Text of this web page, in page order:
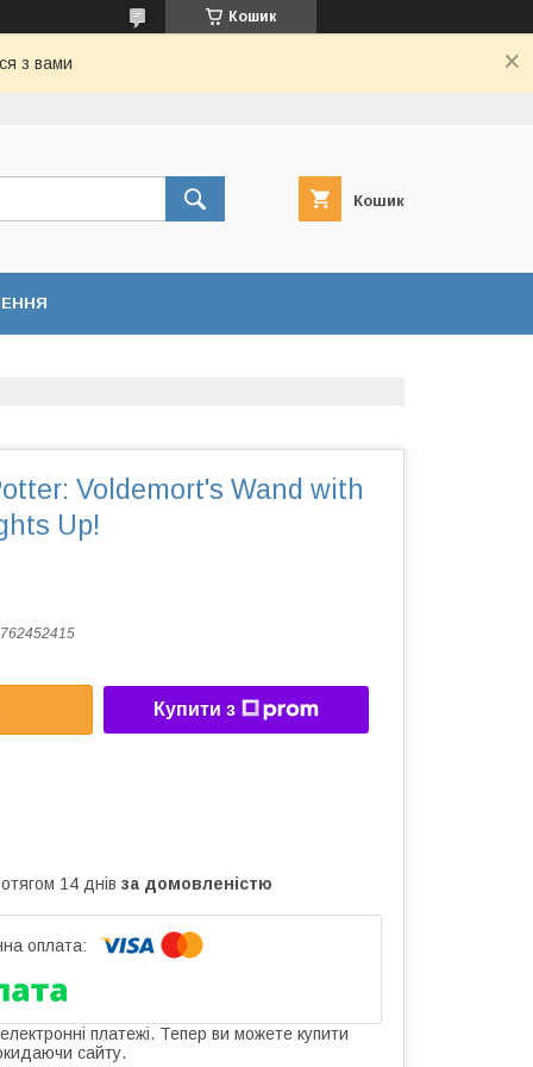
Кошик
з вами
Кошик
Voldemort's Wand with
Up!
Купити з
14 днів за домовленістю
платежі. Тепер ви можете купити
сайту.